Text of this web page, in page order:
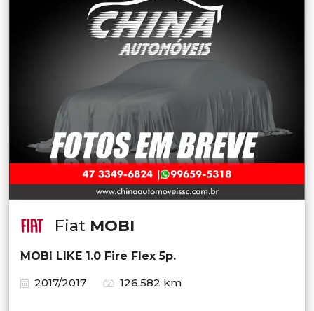
Fiat MOBI
MOBI LIKE 1.0 Fire Flex 5p.
2017/2017
126.582 km